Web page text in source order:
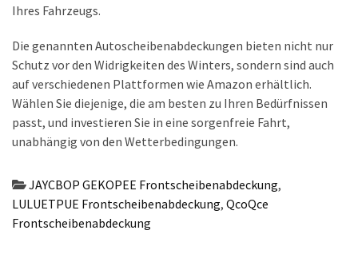
Ihres Fahrzeugs.
Die genannten Autoscheibenabdeckungen bieten nicht nur
Schutz vor den Widrigkeiten des Winters, sondern sind auch
auf verschiedenen Plattformen wie Amazon erhältlich.
Wählen Sie diejenige, die am besten zu Ihren Bedürfnissen
passt, und investieren Sie in eine sorgenfreie Fahrt,
unabhängig von den Wetterbedingungen.
JAYCBOP GEKOPEE Frontscheibenabdeckung,
LULUETPUE Frontscheibenabdeckung, QcoQce
Frontscheibenabdeckung